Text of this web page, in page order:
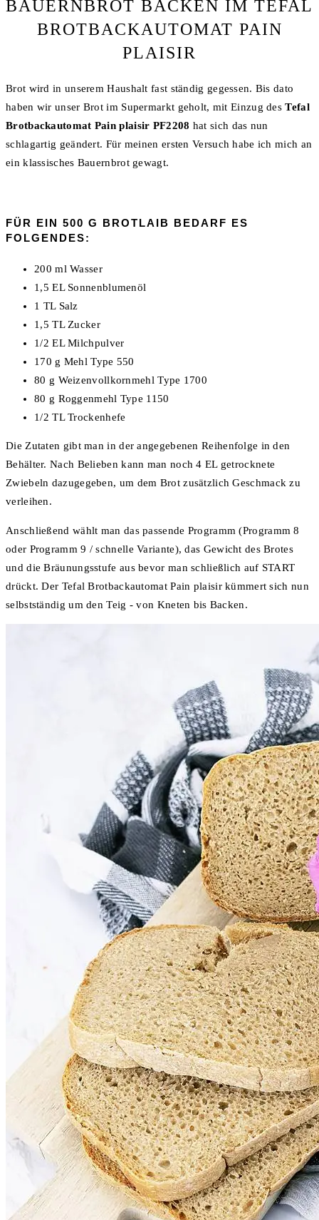
BAUERNBROT BACKEN IM TEFAL
BROTBACKAUTOMAT PAIN
PLAISIR
Brot wird in unserem Haushalt fast ständig gegessen. Bis dato
haben wir unser Brot im Supermarkt geholt, mit Einzug desTefal
Brotbackautomat Pain plaisir PF2208 hat sich das nun
schlagartig geändert. Für meinen ersten Versuch habe ich mich an
ein klassisches Bauernbrot gewagt.
FÜR EIN 500 G BROTLAIB BEDARF ES
FOLGENDES:
200 ml Wasser
1,5 EL Sonnenblumenöl
1 TL Salz
1,5 TL Zucker
1/2 EL Milchpulver
170 g Mehl Type 550
80 g Weizenvollkornmehl Type 1700
80 g Roggenmehl Type 1150
1/2 TL Trockenhefe
Die Zutaten gibt man in der angegebenen Reihenfolge in den
Behälter. Nach Belieben kann man noch 4 EL getrocknete
Zwiebeln dazugegeben, um dem Brot zusätzlich Geschmack zu
verleihen.
Anschließend wählt man das passende Programm (Programm 8
oder Programm 9 / schnelle Variante), das Gewicht des Brotes
und die Bräunungsstufe aus bevor man schließlich auf START
drückt. Der Tefal Brotbackautomat Pain plaisir kümmert sich nun
selbstständig um den Teig - von Kneten bis Backen.